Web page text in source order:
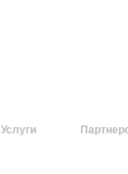
Услуги